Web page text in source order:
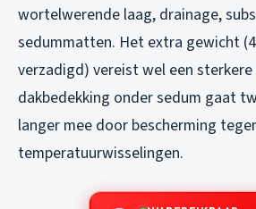
wortelwerende laag, drainage,
sedummatten. Het extra gewicht
verzadigd) vereist wel een
dakbedekking onder sedum gaat
langer mee door bescherming
temperatuurwisselingen.